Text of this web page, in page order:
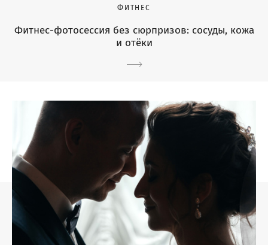
ФИТНЕС
Фитнес-фотосессия без сюрпризов: сосуды, кожа
и отёки